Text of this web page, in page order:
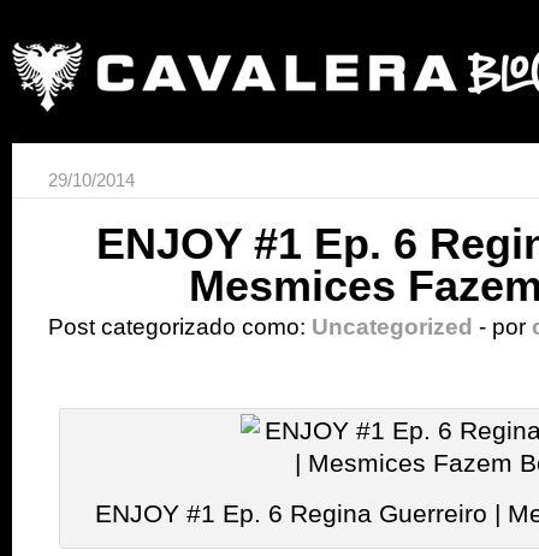
29/10/2014
ENJOY #1 Ep. 6
Mesmices
Post categorizado como: Uncategorized - por
ENJOY #1 Ep. 6 Regina Guerreiro |